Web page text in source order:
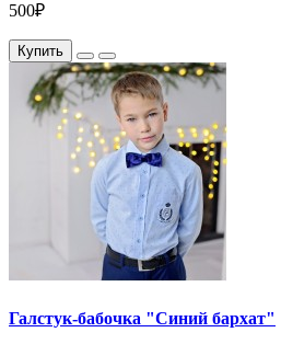
500₽
Купить
Галстук-бабочка "Синий бархат"